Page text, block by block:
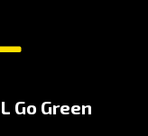
Go Green